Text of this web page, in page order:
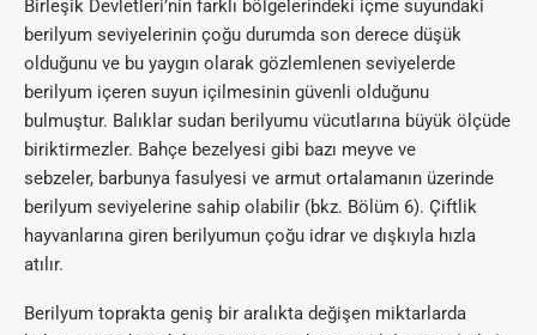
Birleşik Devletleri’nin farklı bölgelerindeki içme suyundaki
berilyum seviyelerinin çoğu durumda son derece düşük
olduğunu ve bu yaygın olarak gözlemlenen seviyelerde
berilyum içeren suyun içilmesinin güvenli olduğunu
bulmuştur. Balıklar sudan berilyumu vücutlarına büyük ölçüde
biriktirmezler. Bahçe bezelyesi gibi bazı meyve ve
sebzeler, barbunya fasulyesi ve armut ortalamanın üzerinde
berilyum seviyelerine sahip olabilir (bkz. Bölüm 6). Çiftlik
hayvanlarına giren berilyumun çoğu idrar ve dışkıyla hızla
atılır.
Berilyum toprakta geniş bir aralıkta değişen miktarlarda